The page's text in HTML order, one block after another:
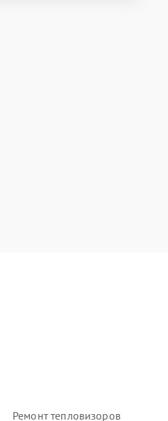
Ремонт тепловизоров